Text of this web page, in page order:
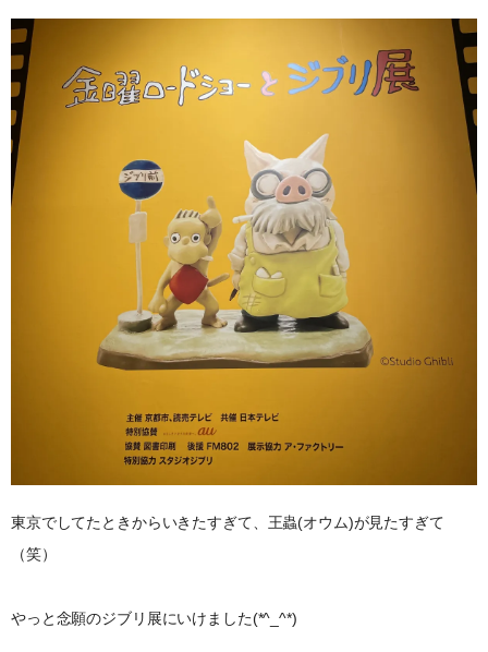
東京でしてたときからいきたすぎて、王蟲(オウム)が見たすぎて
（笑）
やっと念願のジブリ展にいけました(*^_^*)